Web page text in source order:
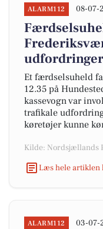
ALARM112 08-07-
udfordringer
Et færdselsuheld
12.35 på
kassevogn var
trafikale
køretøjer kunne
Kilde: Nordsjællands
Læs hele artiklen
ALARM112 03-07-